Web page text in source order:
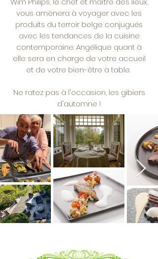
vous amènera à voyager avec les
produits du terroir belge conjugués
avec les tendances de la cuisine
contemporaine. Angélique quant à
elle sera en charge de votre accueil
et de votre bien-être à table.
Ne ratez pas à l'occasion, les gibiers
d'automne !